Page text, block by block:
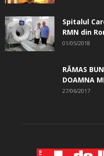
Spitalul
RMN din
01/05/2018
RĂMAS
DOAMNA
27/06/2017